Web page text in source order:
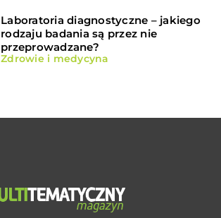
Laboratoria diagnostyczne – jakiego
rodzaju badania są przez nie
przeprowadzane?
Zdrowie i medycyna